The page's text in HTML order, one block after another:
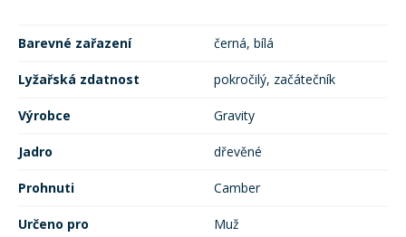
Barevné zařazení černá, bílá
Lyžařská zdatnost pokročilý, začátečník
Výrobce Gravity
Jadro dřevěné
Prohnuti Camber
Určeno pro Muž